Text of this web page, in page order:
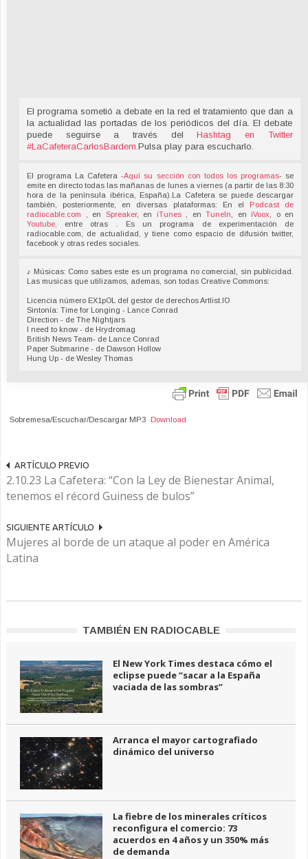
El programa sometió a debate en la red el tratamiento que dan a
la actualidad las portadas de los periódicos del día. El debate
puede seguirse a través delHashtag en Twitter
#LaCafeteraCarlosBardem.Pulsa play para escucharlo.
El programa La Cafetera -Aquí su sección con todos los programas- se
emite en directo todas las mañanas de lunes a viernes (a partir de las 8:30
hora de la península ibérica, España).La Cafetera se puede descargar
también, posteriormente, en diversas plataformas: En el
Podcast de
radiocable.com
, en Spreaker, en iTunes , enTuneIn , en iVoox , o en
Youtube,
entre otras . Es un programa de experimentación de
radiocable.com, de actualidad, y tiene como espacio de difusión twitter,
facebook y otras redes sociales.
♪ Músicas: Como sabes este es un programa no comercial, sin publicidad.
Las musicas que utilizamos, ademas, son todas Creative Commons:
Licencia número EX1pOL del gestor de derechos Artlist.IO
Sintonía: Time for Longing - Lance Conrad
Direction - de The Nightjars
I need to know - de Hrydromag
British News Team- de Lance Conrad
Paper Submarine - de Dawson Hollow
Hung Up - de Wesley Thomas
Sobremesa/Escuchar/Descargar MP3 Download
ARTÍCULO PREVIO
2.10.23 La Cafetera: “Con la Ley de Bienestar Animal,
tenemos el récord Guiness de bulos”
SIGUIENTE ARTÍCULO
Mujeres al borde de un ataque al poder en América
Latina
TAMBIÉN EN RADIOCABLE
El New York Times destaca cómo el
eclipse puede “sacar a la España
vaciada de las sombras”
Arranca el mayor cartografiado
dinámico del universo
La fiebre de los minerales críticos
reconfigura el comercio: 73
acuerdos en 4 años y un 350% más
de demanda